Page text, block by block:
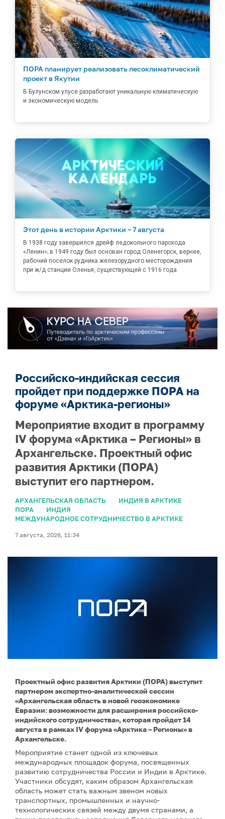
ПОРА планирует реализовать лесоклиматический
проект в Якутии
В Булунском улусе разработают уникальную климатическую
и экономическую модель
Этот день в истории Арктики – 7 августа
В 1938 году завершился дрейф ледокольного парохода
«Ленин»; в 1949 году был основан город Оленегорск, вернее,
рабочий поселок рудника железорудного месторождения
при ж/д станции Оленья, существующей с 1916 года
Российско-индийская сессия
пройдет при поддержке ПОРА на
форуме «Арктика-регионы»
Мероприятие входит в программу
IV форума «Арктика – Регионы» в
Архангельске. Проектный офис
развития Арктики (ПОРА)
выступит его партнером.
АРХАНГЕЛЬСКАЯ ОБЛАСТЬ
ИНДИЯ В АРКТИКЕ
ПОРА
ИНДИЯ
МЕЖДУНАРОДНОЕ СОТРУДНИЧЕСТВО В АРКТИКЕ
7 августа, 2026, 11:34
Проектный офис развития Арктики (ПОРА) выступит
партнером экспертно-аналитической сессии
«Архангельская область в новой геоэкономике
Евразии: возможности для расширения российско-
индийского сотрудничества», которая пройдет 14
августа в рамках IV форума «Арктика – Регионы» в
Архангельске.
Мероприятие станет одной из ключевых
международных площадок форума, посвященных
развитию сотрудничества России и Индии в Арктике.
Участники обсудят, каким образом Архангельская
область может стать важным звеном новых
транспортных, промышленных и научно-
технологических связей между двумя странами, а